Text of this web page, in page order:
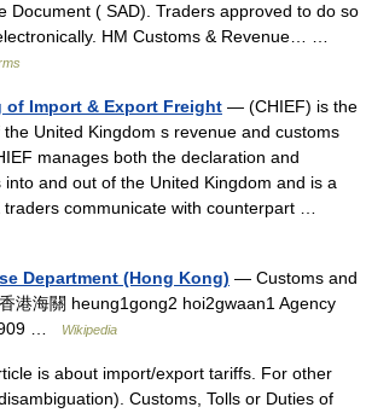
Document ( SAD). Traders approved to do so
HM Customs & Revenue… …
of Import & Export Freight — (CHIEF) is the
United Kingdom s revenue and customs
manages both the declaration and
and out of the United Kingdom and is a
traders communicate with counterpart …
Department (Hong Kong) — Customs and
港海關 heung1gong2 hoi2gwaan1 Agency
…
Wikipedia
is about import/export tariffs. For other
Customs, Tolls or Duties of